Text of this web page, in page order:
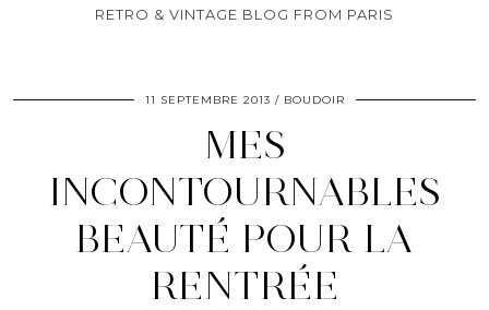
RETRO & VINTAGE BLOG FROM PARIS
11 SEPTEMBRE 2013 BOUDOIR
MES
INCONTOURNABLES
BEAUTÉ POUR LA
RENTRÉE